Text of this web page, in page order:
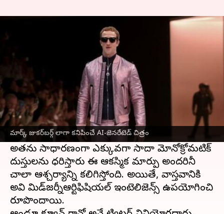
మార్క్ జుకర్‌బర్గ్ లాగా కనిపించే AI-జెనరేటెడ్ చిత్రం
వైరల్‌గా మారిన మార్క్ జుకర్‌బర్గ్
ర్యాంప్ వాక్ ఫోటోలు
Apr 01, 2023
ఈ వార్తాకథనం ఏంటి
మెటా సిఈఓ మార్క్ జుకర్‌బర్గ్లూయిస్ విట్టన్
దుస్తులను ధరించి ఫ్యాషన్ రన్‌వేలో నడుస్తున్నట్లు
ఉన్న ఫోటోలు ఇంటర్నెట్‌లో చక్కర్లు కొడుతున్నాయి.
అతను సాధారణంగా ఎక్కువగా సాదా మోనోక్రోమటిక్
దుస్తులను ధరిస్తారు ఈ ఆకస్మిక మార్పు అందరినీ
చాలా ఆశ్చర్యాన్ని కలిగిస్తోంది. అయితే, వాస్తవానికి
అవి మిడ్‌జర్నీఆర్టిఫిషియల్ ఇంటెలిజెన్స్ ఉపయోగించి
రూపొందాయి.